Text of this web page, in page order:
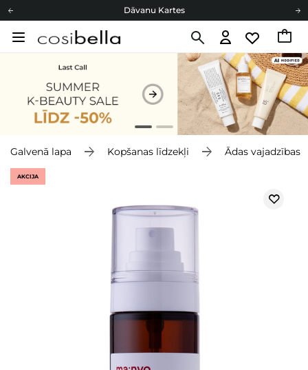
Dāvanu Kartes
Cosibella lojalitātes programma
Galvenā lapa Kopšanas līdzekļi Ādas vajadzības
AKCIJA